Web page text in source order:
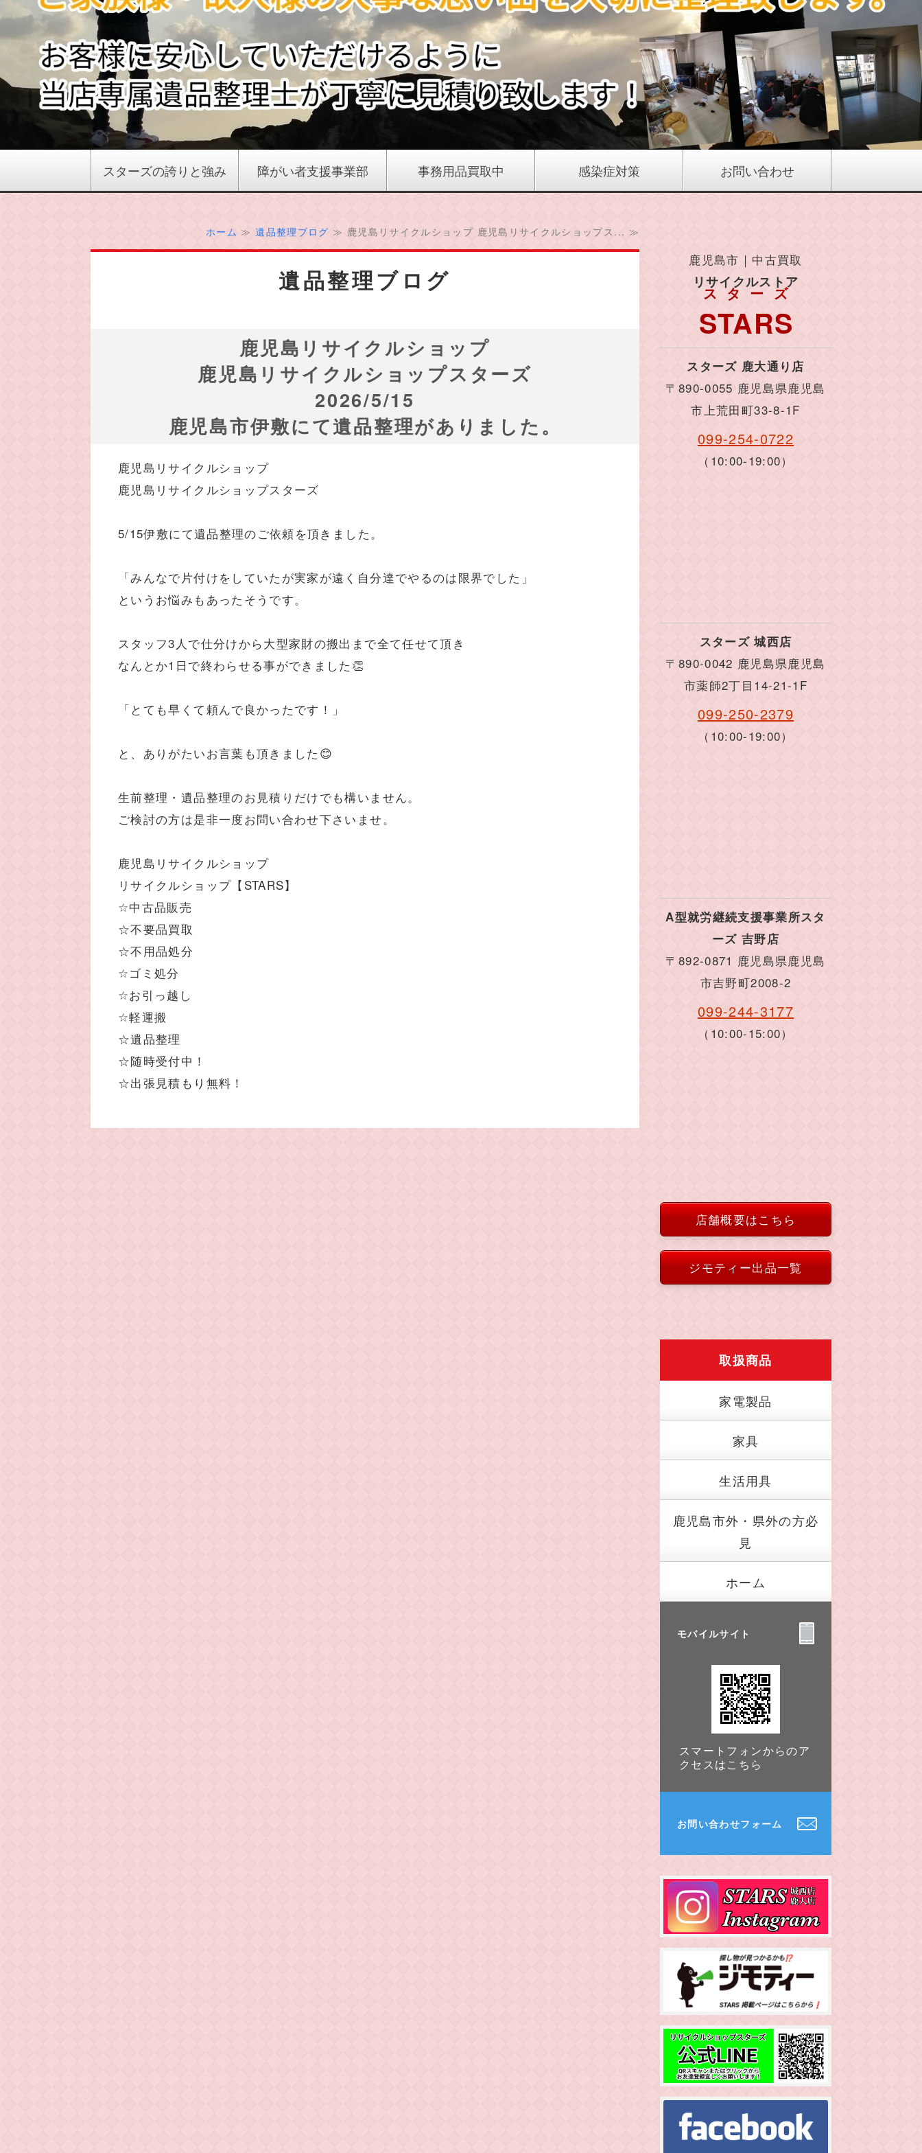
スターズの誇りと強み 障がい者支援事業部 事務用品買取中 感染症対策 お問い合わせ
ホーム ≫遺品整理ブログ ≫ 鹿児島リサイクルショップ 鹿児島リサイクルショップス... ≫
遺品整理ブログ
鹿児島リサイクルショップ
鹿児島リサイクルショップスターズ
2026/5/15
鹿児島市伊敷にて遺品整理がありました。
鹿児島リサイクルショップ
鹿児島リサイクルショップスターズ
5/15伊敷にて遺品整理のご依頼を頂きました。
「みんなで片付けをしていたが実家が遠く自分達でやるのは限界でした」
というお悩みもあったそうです。
スタッフ3人で仕分けから大型家財の搬出まで全て任せて頂き
なんとか1日で終わらせる事ができました👏
「とても早くて頼んで良かったです！」
と、ありがたいお言葉も頂きました😊
生前整理・遺品整理のお見積りだけでも構いません。
ご検討の方は是非一度お問い合わせ下さいませ。
鹿児島リサイクルショップ
リサイクルショップ【STARS】
☆中古品販売
☆不要品買取
☆不用品処分
☆ゴミ処分
☆お引っ越し
☆軽運搬
☆遺品整理
☆随時受付中！
☆出張見積もり無料！
鹿児島市｜中古買取
リサイクルストア
STARS
スターズ
スターズ 鹿大通り店
〒890-0055 鹿児島県鹿児島
市上荒田町33-8-1F
099-254-0722
（10:00-19:00）
スターズ 城西店
〒890-0042 鹿児島県鹿児島
市薬師2丁目14-21-1F
099-250-2379
（10:00-19:00）
A型就労継続支援事業所スタ
ーズ 吉野店
〒892-0871 鹿児島県鹿児島
市吉野町2008-2
099-244-3177
（10:00-15:00）
店舗概要はこちら
ジモティー出品一覧
取扱商品
家電製品
家具
生活用具
鹿児島市外・県外の方必
見
ホーム
モバイルサイト
スマートフォンからのア
クセスはこちら
お問い合わせフォーム